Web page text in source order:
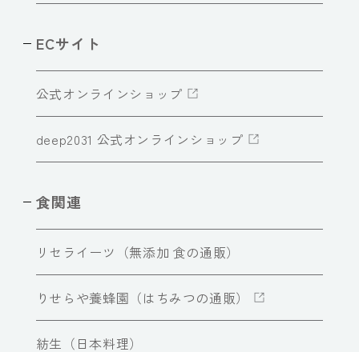
ECサイト
公式オンラインショップ
deep2031 公式オンラインショップ
食関連
リセライーツ（無添加 食の通販）
りせらや養蜂園（はちみつの通販）
紡生（日本料理）